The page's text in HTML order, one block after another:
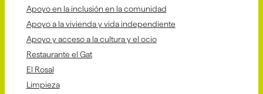
Apoyo en la inclusión en la comunidad
Apoyo a la vivienda y vida independiente
Apoyo y acceso a la cultura y el ocio
Restaurante el Gat
El Rosal
Limpieza